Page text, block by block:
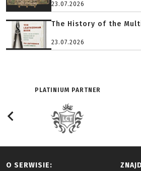
23.07.2026
The History of the
23.07.2026
PLATINIUM PARTNER
O SERWISIE: